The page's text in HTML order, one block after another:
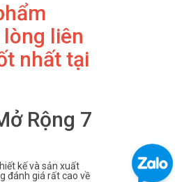
liên
nhất tại
Rộng 7
kế và sản xuất
đánh giá rất cao về